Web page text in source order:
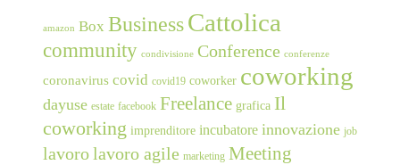
amazon Box BusinessCattolica
community condivisione Conference conferenze
coronavirus covid covid19 coworker coworking
dayuse estate facebook Freelance grafica Il
coworking imprenditore incubatore innovazione job
lavorolavoro agile marketing Meeting